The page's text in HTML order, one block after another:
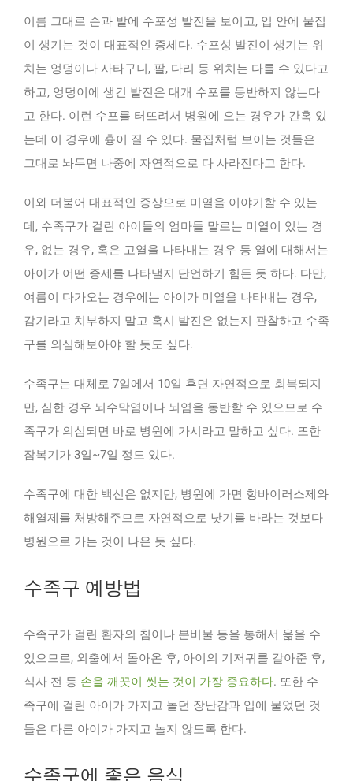
이름 그대로 손과 발에 수포성 발진을 보이고, 입 안에 물집
이 생기는 것이 대표적인 증세다. 수포성 발진이 생기는 위
치는 엉덩이나 사타구니, 팔, 다리 등 위치는 다를 수 있다고
하고, 엉덩이에 생긴 발진은 대개 수포를 동반하지 않는다
고 한다. 이런 수포를 터뜨려서 병원에 오는 경우가 간혹 있
는데 이 경우에 흉이 질 수 있다. 물집처럼 보이는 것들은
그대로 놔두면 나중에 자연적으로 다 사라진다고 한다.
이와 더불어 대표적인 증상으로 미열을 이야기할 수 있는
데, 수족구가 걸린 아이들의 엄마들 말로는 미열이 있는 경
우, 없는 경우, 혹은 고열을 나타내는 경우 등 열에 대해서는
아이가 어떤 증세를 나타낼지 단언하기 힘든 듯 하다. 다만,
여름이 다가오는 경우에는 아이가 미열을 나타내는 경우,
감기라고 치부하지 말고 혹시 발진은 없는지 관찰하고 수족
구를 의심해보아야 할 듯도 싶다.
수족구는 대체로 7일에서 10일 후면 자연적으로 회복되지
만, 심한 경우 뇌수막염이나 뇌염을 동반할 수 있으므로 수
족구가 의심되면 바로 병원에 가시라고 말하고 싶다. 또한
잠복기가 3일~7일 정도 있다.
수족구에 대한 백신은 없지만, 병원에 가면 항바이러스제와
해열제를 처방해주므로 자연적으로 낫기를 바라는 것보다
병원으로 가는 것이 나은 듯 싶다.
수족구 예방법
수족구가 걸린 환자의 침이나 분비물 등을 통해서 옮을 수
있으므로, 외출에서 돌아온 후, 아이의 기저귀를 갈아준 후,
식사 전 등 손을 깨끗이 씻는 것이 가장 중요하다. 또한 수
족구에 걸린 아이가 가지고 놀던 장난감과 입에 물었던 것
들은 다른 아이가 가지고 놀지 않도록 한다.
수족구에 좋은 음식